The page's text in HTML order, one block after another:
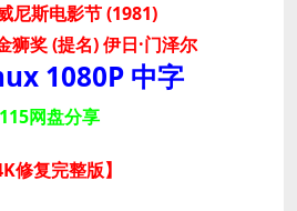
尼斯电影节 (1981)
狮奖 (提名) 伊日·门泽尔
1080P 中字
115网盘分享
修复完整版】